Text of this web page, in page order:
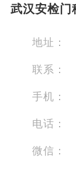
武汉安检门
地址：
联系：
手机：
电话：
微信：